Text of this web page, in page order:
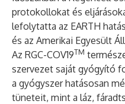
protokollokat és
lefolytatta az EARTH
és az Amerikai Egyesült
Az RGC-COV19TM
szervezet saját gyógyító
a gyógyszer hatásosan
tüneteit, mint a láz,